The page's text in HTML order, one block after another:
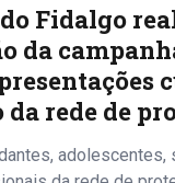
Fidalgo
da
rede de
adolescentes,